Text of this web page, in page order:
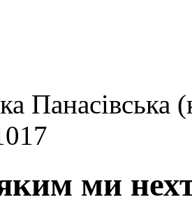
Панасівська
ми